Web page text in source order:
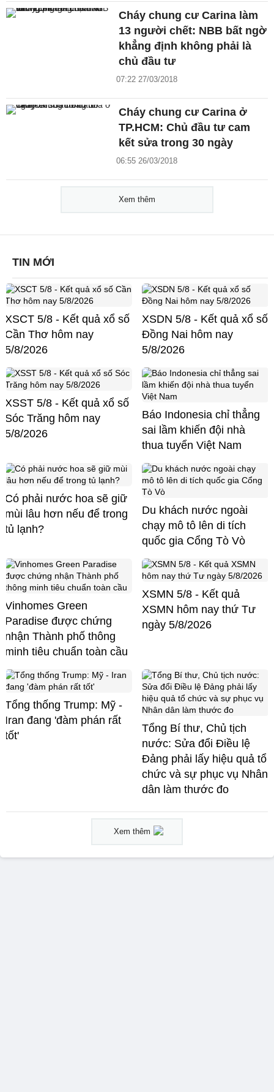
Cháy chung cư Carina làm
13 người chết: NBB bất ngờ
khẳng định không phải là
chủ đầu tư
07:22 27/03/2018
Cháy chung cư Carina ở
TP.HCM: Chủ đầu tư cam
kết sửa trong 30 ngày
06:55 26/03/2018
Xem thêm
TIN MỚI
XSCT 5/8 - Kết quả xổ số
Cần Thơ hôm nay
5/8/2026
XSDN 5/8 - Kết quả xổ số
Đồng Nai hôm nay
5/8/2026
XSST 5/8 - Kết quả xổ số
Sóc Trăng hôm nay
5/8/2026
Báo Indonesia chỉ thẳng
sai lầm khiến đội nhà
thua tuyển Việt Nam
Có phải nước hoa sẽ giữ
mùi lâu hơn nếu để trong
tủ lạnh?
Du khách nước ngoài
chạy mô tô lên di tích
quốc gia Cổng Tò Vò
Vinhomes Green
Paradise được chứng
nhận Thành phố thông
minh tiêu chuẩn toàn cầu
XSMN 5/8 - Kết quả
XSMN hôm nay thứ Tư
ngày 5/8/2026
Tổng thống Trump: Mỹ -
Iran đang 'đàm phán rất
tốt'
Tổng Bí thư, Chủ tịch
nước: Sửa đổi Điều lệ
Đảng phải lấy hiệu quả tổ
chức và sự phục vụ Nhân
dân làm thước đo
Xem thêm